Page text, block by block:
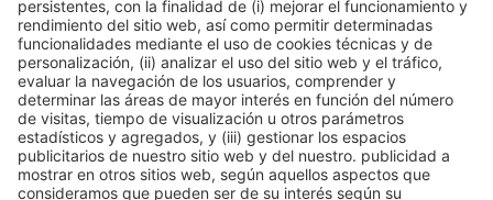
#Construmat
Mié 21 15:10h - 16:10h
Construmat Experience
Abierto
Leer más